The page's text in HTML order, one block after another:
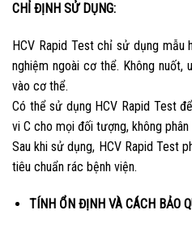
CHỈ ĐỊNH SỬ DỤNG:
HCV Rapid Test chỉ sử dụng mẫu
nghiệm ngoài cơ thể. Không nuốt,
vào cơ thể.
Có thể sử dụng HCV Rapid Test
vi C cho mọi đối tượng, không
Sau khi sử dụng, HCV Rapid Test
tiêu chuẩn rác bệnh viện.
TÍNH ỔN ĐỊNH VÀ CÁCH BẢO